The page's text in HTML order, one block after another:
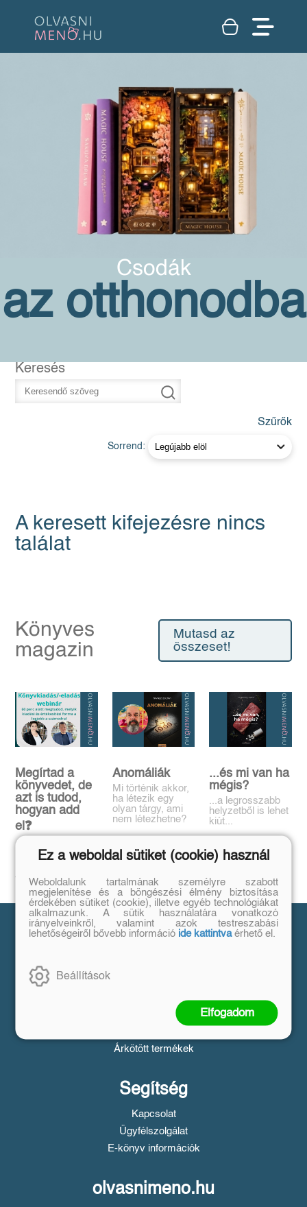
Csodák
az otthonodba
Keresés
Szűrők
Sorrend:
A keresett kifejezésre nincs
találat
Könyves
magazin
Mutasd az
összeset!
Megírtad a
könyvedet, de
azt is tudod,
hogyan add
el❓️
Időpont: június
16., 18:00-19:00
Tovább
Anomáliák
Mi történik akkor,
ha létezik egy
olyan tárgy, ami
nem létezhetne?
...és mi van ha
mégis?
...a legrosszabb
helyzetből is lehet
kiút...
Vásárlás
Tájékoztató a Simple fizetésről
Adatvédelem
Árkötött termékek
Segítség
Kapcsolat
Ügyfélszolgálat
E-könyv információk
olvasnimeno.hu
Ez a weboldal sütiket (cookie) használ
Weboldalunk tartalmának személyre szabott
megjelenítése és a böngészési élmény biztosítása
érdekében sütiket (cookie), illetve egyéb technológiákat
alkalmazunk. A sütik használatára vonatkozó
irányelveinkről, valamint azok testreszabási
lehetőségeiről bővebb információ ide kattintvaérhető el.
Beállítások
Elfogadom